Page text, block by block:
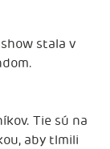
stala v
Tie sú na
aby tlmili